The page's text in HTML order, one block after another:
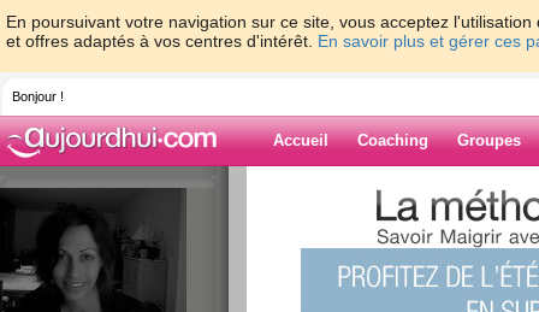
En poursuivant votre navigation sur ce site, vous acceptez
et offres adaptés à vos centres d'intérêt. En savoir plus et gérer ces
Bonjour !
Accueil Coaching Groupes
> > Des news
Blog de EMA29